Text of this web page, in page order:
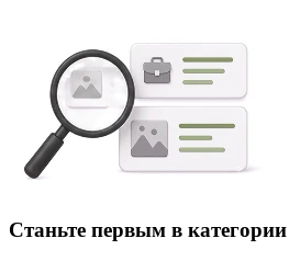
Станьте первым в категории